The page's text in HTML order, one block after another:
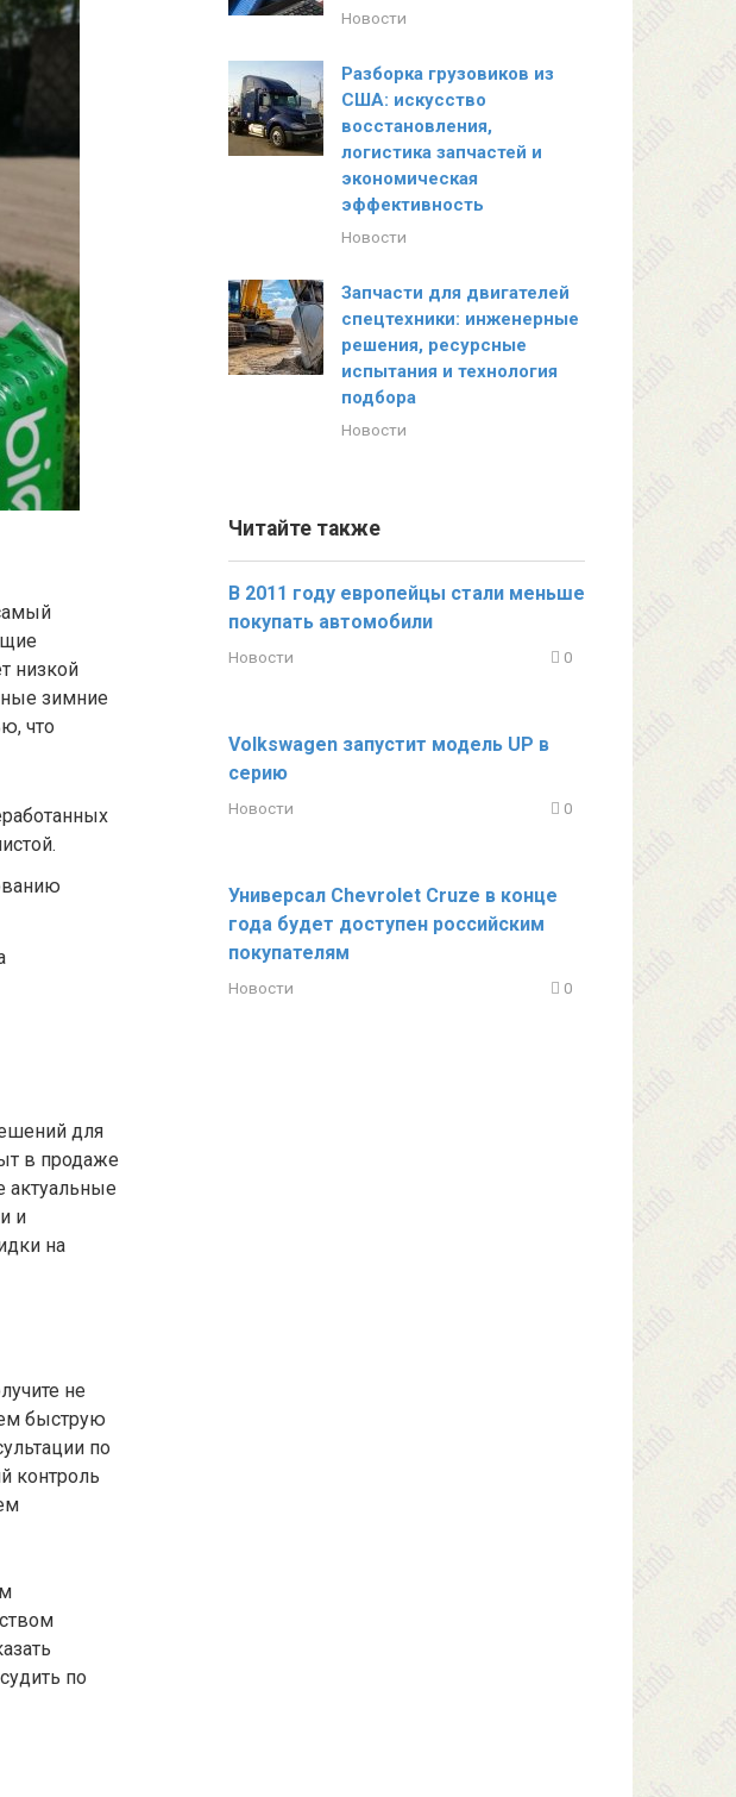
низкой
зимние
что
для
в продаже
актуальные
и
на
не
быструю
по
контроль
по
Новости
Разборка грузовиков из
США: искусство
восстановления,
логистика запчастей и
экономическая
эффективность
Новости
Запчасти для двигателей
спецтехники: инженерные
решения, ресурсные
испытания и технология
подбора
Новости
Читайте также
В 2011 году европейцы стали меньше
покупать автомобили
Новости 0
Volkswagen запустит модель UP в
серию
Новости 0
Универсал Chevrolet Cruze в конце
года будет доступен российским
покупателям
Новости 0